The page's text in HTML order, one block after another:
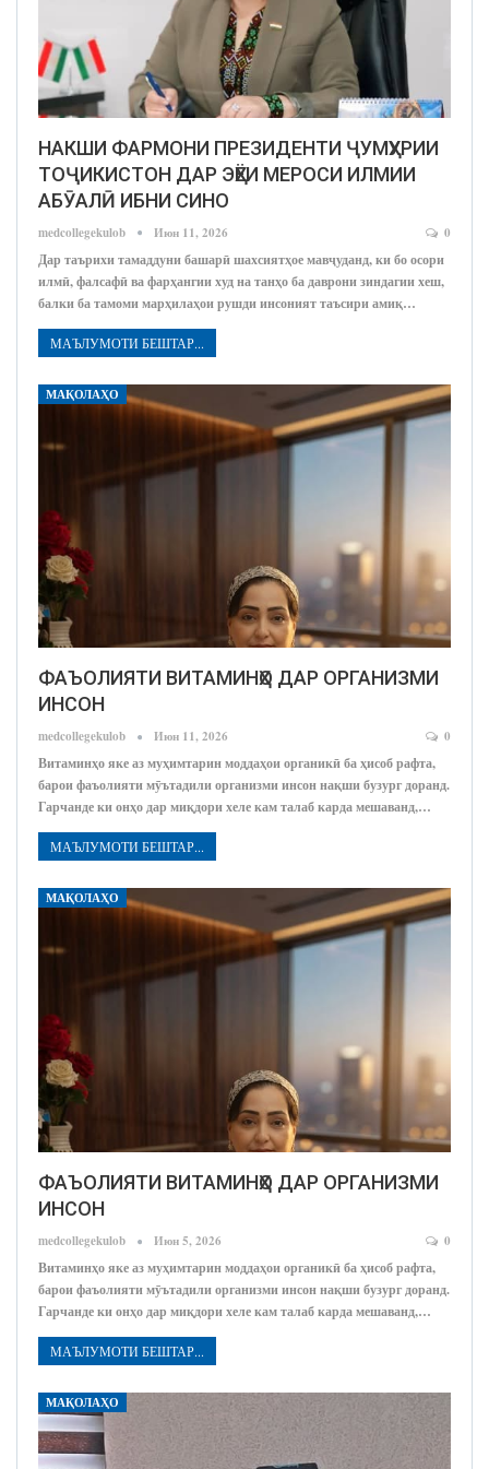
НАКШИ ФАРМОНИ ПРЕЗИДЕНТИ ҶУМҲУРИИ
ТОҶИКИСТОН ДАР ЭҲЁИ МЕРОСИ ИЛМИИ
АБӮАЛӢ ИБНИ СИНО
medcollegekulob Июн 11, 2026 0
Дар таърихи тамаддуни башарӣ шахсиятҳое мавҷуданд, ки бо осори
илмӣ, фалсафӣ ва фарҳангии худ на танҳо ба даврони зиндагии хеш,
балки ба тамоми марҳилаҳои рушди инсоният таъсири амиқ…
МАЪЛУМОТИ БЕШТАР...
МАҚОЛАҲО
ФАЪОЛИЯТИ ВИТАМИНҲО ДАР ОРГАНИЗМИ
ИНСОН
medcollegekulob Июн 11, 2026 0
Витаминҳо яке аз муҳимтарин моддаҳои органикӣ ба ҳисоб рафта,
барои фаъолияти мӯътадили организми инсон нақши бузург доранд.
Гарчанде ки онҳо дар миқдори хеле кам талаб карда мешаванд,…
МАЪЛУМОТИ БЕШТАР...
МАҚОЛАҲО
ФАЪОЛИЯТИ ВИТАМИНҲО ДАР ОРГАНИЗМИ
ИНСОН
medcollegekulob Июн 5, 2026 0
Витаминҳо яке аз муҳимтарин моддаҳои органикӣ ба ҳисоб рафта,
барои фаъолияти мӯътадили организми инсон нақши бузург доранд.
Гарчанде ки онҳо дар миқдори хеле кам талаб карда мешаванд,…
МАЪЛУМОТИ БЕШТАР...
МАҚОЛАҲО